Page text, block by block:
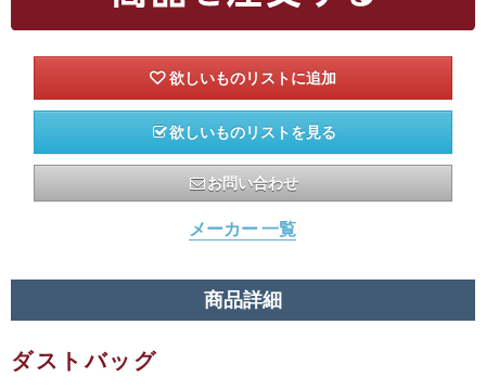
欲しいものリストを見る
お問い合わせ
メーカー 一覧
商品詳細
ダストバッグ